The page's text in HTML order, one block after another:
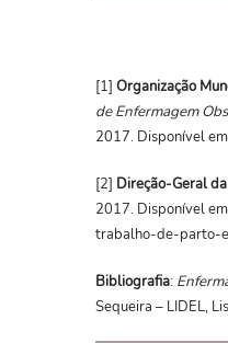
[1] Organização
de Enfermagem
2017. Disponível
[2] Direção-Geral
2017. Disponível
trabalho-de-parto-
Bibliografia:
Sequeira – LIDEL,